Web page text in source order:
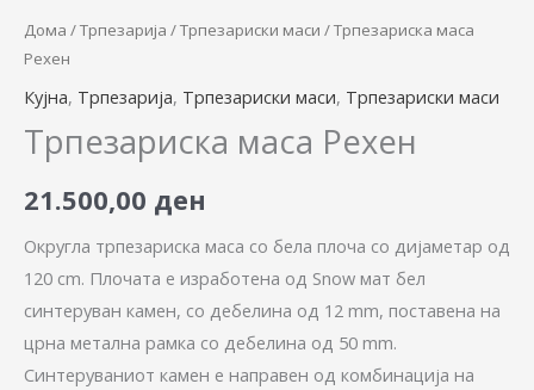
Дома /Трпезарија /Трпезариски маси / Трпезариска маса
Рехен
Кујна, Трпезарија, Трпезариски маси, Трпезариски маси
Трпезариска маса Рехен
21.500,00 ден
Округла трпезариска маса со бела плоча со дијаметар од
120 cm. Плочата е изработена од Snow мат бел
синтеруван камен, со дебелина од 12 mm, поставена на
црна метална рамка со дебелина од 50 mm.
Синтеруваниот камен е направен од комбинација на